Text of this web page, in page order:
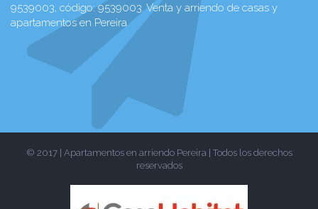
9539003, código: 9539003. Venta y arriendo de casas y
apartamentos en Pereira
© 2017 | Apartamentos en arriendo Pereira | Todos los derechos
reservados